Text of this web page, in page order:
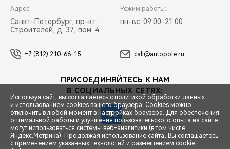
СПЕЦПРЕДЛОЖЕНИЯ
Адрес:
Санкт-Петербург, пр-кт.
Строителей, д. 37, пом. 4
Режим работы:
пн-вс: 09:00-21:00
+7 (812) 210-66-15 call@autopole.ru
ПРИСОЕДИНЯЙТЕСЬ К НАМ
В СОЦИАЛЬНЫХ СЕТЯХ:
Используя сайт, вы соглашаетесь с политикой обработки данных
и использованием cookies вашего браузера. Cookies можно
отключить в любой момент в настройках браузера. Для обеспечения
оптимальной работы и улучшения пользовательского опыта на сайте
могут использоваться системы веб-аналитики (в том числе
Яндекс.Метрика). Продолжая использование сайта, Вы соглашаетесь
с применением указанных технологий и размещением cookie-